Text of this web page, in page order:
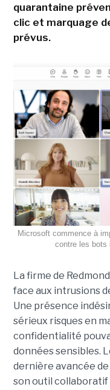
quarantaine
clic et marquage
prévus.
Microsoft commence à
contre les bots
La firme de
face aux intrusions
Une présence
sérieux risques en
confidentialité
données sensibles.
dernière avancée
son outil